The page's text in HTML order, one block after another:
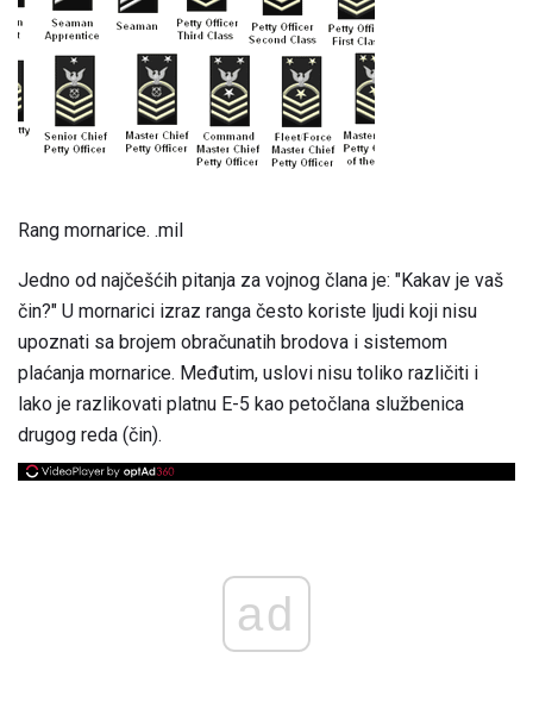
Rang mornarice. .mil
Jedno od najčešćih pitanja za vojnog člana je: "Kakav je vaš
čin?" U mornarici izraz ranga često koriste ljudi koji nisu
upoznati sa brojem obračunatih brodova i sistemom
plaćanja mornarice. Međutim, uslovi nisu toliko različiti i
lako je razlikovati platnu E-5 kao petočlana službenica
drugog reda (čin).
ad